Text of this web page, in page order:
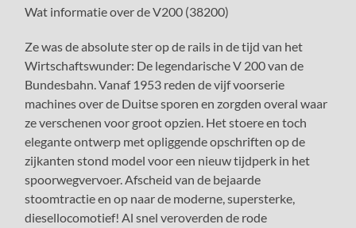
Wat informatie over de V200 (38200)
Ze was de absolute ster op de rails in de tijd van het
Wirtschaftswunder: De legendarische V 200 van de
Bundesbahn. Vanaf 1953 reden de vijf voorserie
machines over de Duitse sporen en zorgden overal waar
ze verschenen voor groot opzien. Het stoere en toch
elegante ontwerp met opliggende opschriften op de
zijkanten stond model voor een nieuw tijdperk in het
spoorwegvervoer. Afscheid van de bejaarde
stoomtractie en op naar de moderne, supersterke,
diesellocomotief! Al snel veroverden de rode